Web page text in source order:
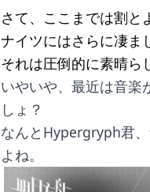
さて、ここまでは割と
ナイツにはさらに凄ま
それは圧倒的に素晴ら
いやいや、最近は音楽
しょ？
なんとHypergryph君
よね。